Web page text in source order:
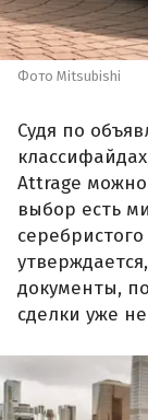
Фото Mitsubishi
Судя по
Attrage можно
выбор есть
документы,
сделки уже